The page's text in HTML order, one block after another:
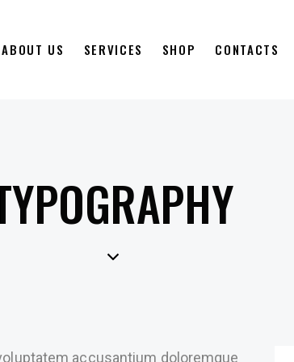
ABOUT US SERVICES SHOP CONTACTS
accusantium doloremque